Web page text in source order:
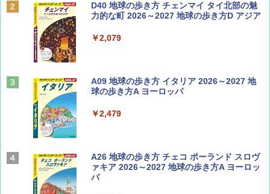
BE-PAL(ビ-パル) 2026年 9 月号【特別付録:
SOTO ミニマル"旅"財布 ランダム2種】
￥1,500
ディズニーファン ２０２６年 ９月号 [雑
誌] (ＤＩＳＮＥＹ ＦＡＮ)
￥713
山と溪谷 2026年8月号「南アルプス大全」
￥1,540
D40 地球の歩き方 チェンマイ タイ北部の魅
力的な町 2026～2027 地球の歩き方D アジア
￥2,079
A09 地球の歩き方 イタリア 2026～2027 地
球の歩き方A ヨーロッパ
￥2,479
A26 地球の歩き方 チェコ ポーランド スロヴ
ァキア 2026～2027 地球の歩き方A ヨーロッ
パ